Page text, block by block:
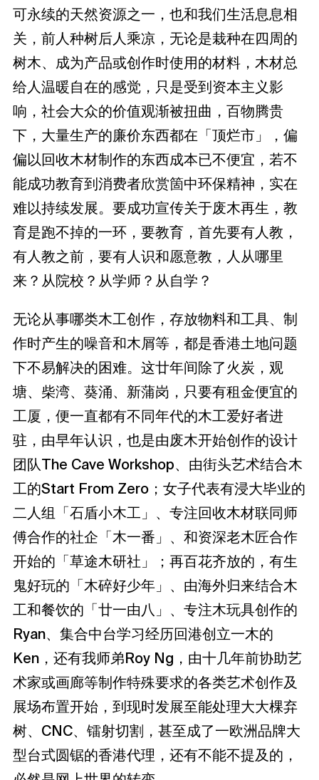
可永续的天然资源之一，也和我们生活息息相
关，前人种树后人乘凉，无论是栽种在四周的
树木、成为产品或创作时使用的材料，木材总
给人温暖自在的感觉，只是受到资本主义影
响，社会大众的价值观渐被扭曲，百物腾贵
下，大量生产的廉价东西都在「顶烂市」，偏
偏以回收木材制作的东西成本已不便宜，若不
能成功教育到消费者欣赏箇中环保精神，实在
难以持续发展。要成功宣传关于废木再生，教
育是跑不掉的一环，要教育，首先要有人教，
有人教之前，要有人识和愿意教，人从哪里
来？从院校？从学师？从自学？
无论从事哪类木工创作，存放物料和工具、制
作时产生的噪音和木屑等，都是香港土地问题
下不易解决的困难。这廿年间除了火炭，观
塘、柴湾、葵涌、新蒲岗，只要有租金便宜的
工厦，便一直都有不同年代的木工爱好者进
驻，由早年认识，也是由废木开始创作的设计
团队The Cave Workshop、由街头艺术结合木
工的Start From Zero；女子代表有浸大毕业的
二人组「石盾小木工」、专注回收木材联同师
傅合作的社企「木一番」、和资深老木匠合作
开始的「草途木研社」；再百花齐放的，有生
鬼好玩的「木碎好少年」、由海外归来结合木
工和餐饮的「廿一由八」、专注木玩具创作的
Ryan、集合中台学习经历回港创立一木的
Ken，还有我师弟Roy Ng，由十几年前协助艺
术家或画廊等制作特殊要求的各类艺术创作及
展场布置开始，到现时发展至能处理大大棵弃
树、CNC、镭射切割，甚至成了一欧洲品牌大
型台式圆锯的香港代理，还有不能不提及的，